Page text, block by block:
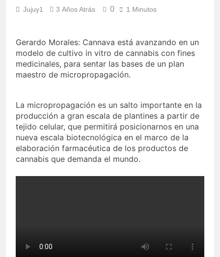
Jujuy1 3 Años Atrás 0 1 Minutos
Gerardo Morales: Cannava está avanzando en un
modelo de cultivo in vitro de cannabis con fines
medicinales, para sentar las bases de un plan
maestro de micropropagación.
La micropropagación es un salto importante en la
producción a gran escala de plantines a partir de
tejido celular, que permitirá posicionarnos en una
nueva escala biotecnológica en el marco de la
elaboración farmacéutica de los productos de
cannabis que demanda el mundo.